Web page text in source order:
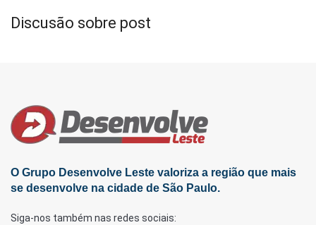
Discusão sobre post
O Grupo Desenvolve Leste valoriza a região que mais
se desenvolve na cidade de São Paulo.
Siga-nos também nas redes sociais: